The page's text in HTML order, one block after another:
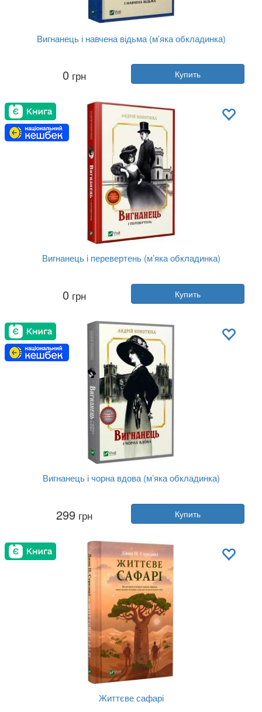
Вигнанець і навчена відьма (м’яка обкладинка)
Андрей Кокотюха
Издательство:Vivat
Язык:Украинский
0 грн Купить
Вигнанець і перевертень (м’яка обкладинка)
Андрей Кокотюха
Издательство:Vivat
Язык:Украинский
0 грн Купить
Вигнанець і чорна вдова (м’яка обкладинка)
Андрей Кокотюха
Издательство:Vivat
Язык:Украинский
299 грн Купить
Життєве сафарі